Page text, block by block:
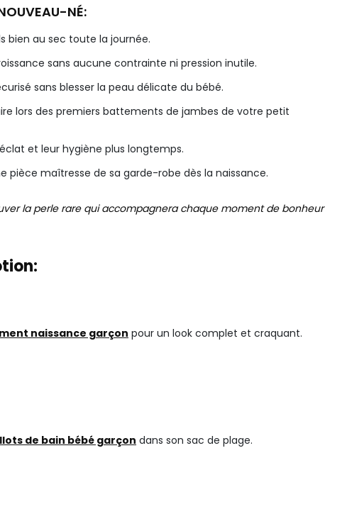
NÉ:
bien au sec toute la journée.
sans aucune contrainte ni pression inutile.
sans blesser la peau délicate du bébé.
lors des premiers battements de jambes de votre petit
et leur hygiène plus longtemps.
pièce maîtresse de sa garde-robe dès la naissance.
la perle rare qui accompagnera chaque moment de bonheur
naissance garçon pour un look complet et craquant.
de bain bébé garçon dans son sac de plage.